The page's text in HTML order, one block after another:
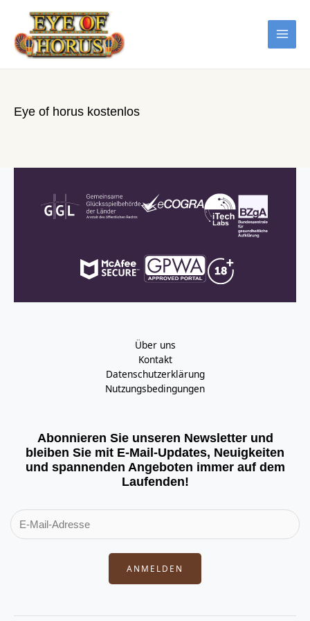
springen
Eye of horus kostenlos
Über uns
Kontakt
Datenschutzerklärung
Nutzungsbedingungen
Abonnieren Sie unseren Newsletter und
bleiben Sie mit E-Mail-Updates, Neuigkeiten
und spannenden Angeboten immer auf dem
Laufenden!
ANMELDEN